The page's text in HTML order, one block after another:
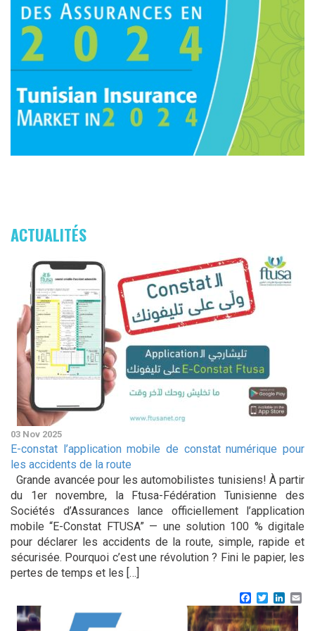
ACTUALITÉS
03 Nov 2025
E-constat l’application mobile de constat numérique pour
les accidents de la route
Grande avancée pour les automobilistes tunisiens! À partir
du 1er novembre, la Ftusa-Fédération Tunisienne des
Sociétés d’Assurances lance officiellement l’application
mobile “E-Constat FTUSA” — une solution 100 % digitale
pour déclarer les accidents de la route, simple, rapide et
sécurisée. Pourquoi c’est une révolution ? Fini le papier, les
pertes de temps et les […]
Facebook
Twitter